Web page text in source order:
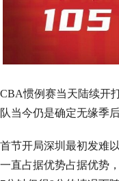
CBA惯例赛当天陆续开
队当今仍是确定无缘季
首节开局深圳最初发难
一直占据优势占据优势